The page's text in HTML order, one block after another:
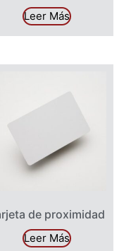
Leer Más
de proximidad
Leer Más